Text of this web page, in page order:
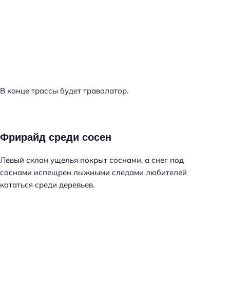
В конце трассы будет траволатор.
Фрирайд среди сосен
Левый склон ущелья покрыт соснами, а снег под
соснами испещрен лыжными следами любителей
кататься среди деревьев.